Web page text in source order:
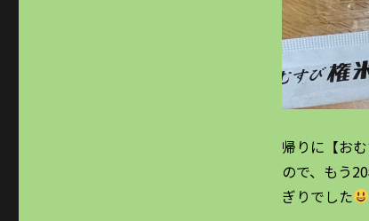
帰りに【お
ので、もう
ぎりでした